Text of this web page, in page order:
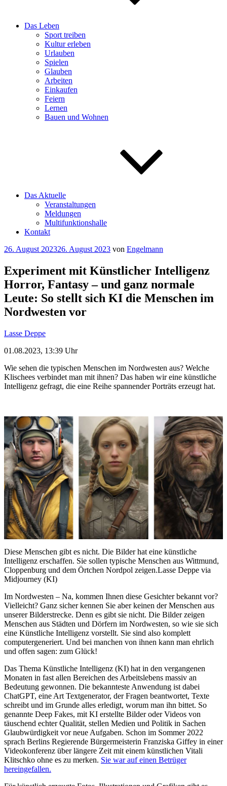
Das Leben
Sport treiben
Kultur erleben
Urlauben
Spielen
Glauben
Arbeiten
Einkaufen
Feiern
Lernen
Bauen und Wohnen
Das Aktuelle
Veranstaltungen
Meldungen
Multifunktionshalle
Kontakt
Veröffentlicht
26. August 202326. August 2023 von Engelmann
Experiment mit Künstlicher Intelligenz
Horror, Fantasy – und ganz normale
Leute: So stellt sich KI die Menschen im
Nordwesten vor
Lasse Deppe
01.08.2023, 13:39 Uhr
Wie sehen die typischen Menschen im Nordwesten aus? Welche
Klischees verbindet man mit ihnen? Das haben wir eine künstliche
Intelligenz gefragt, die eine Reihe spannender Porträts erzeugt hat.
Diese Menschen gibt es nicht. Die Bilder hat eine künstliche
Intelligenz erschaffen. Sie sollen typische Menschen aus Wittmund,
Cloppenburg und dem Örtchen Nordpol zeigen.Lasse Deppe via
Midjourney (KI)
Im Nordwesten – Na, kommen Ihnen diese Gesichter bekannt vor?
Vielleicht? Ganz sicher kennen Sie aber keinen der Menschen aus
unserer Bilderstrecke. Denn es gibt sie nicht. Die Bilder zeigen
Menschen aus Städten und Dörfern im Nordwesten, so wie sie sich
eine Künstliche Intelligenz vorstellt. Sie sind also komplett
computergeneriert. Und bei manchen von ihnen kann man ehrlich
und offen sagen: zum Glück!
Das Thema Künstliche Intelligenz (KI) hat in den vergangenen
Monaten in fast allen Bereichen des Arbeitslebens massiv an
Bedeutung gewonnen. Die bekannteste Anwendung ist dabei
ChatGPT, eine Art Textgenerator, der Fragen beantwortet, Texte
schreibt und im Grunde alles erledigt, worum man ihn bittet. So
genannte Deep Fakes, mit KI erstellte Bilder oder Videos von
täuschend echter Qualität, stellen Medien und Politik in Sachen
Glaubwürdigkeit vor neue Aufgaben. Schon im Sommer 2022
sprach Berlins Regierende Bürgermeisterin Franziska Giffey in einer
Videokonferenz über längere Zeit mit einem künstlichen Vitali
Klitschko ohne es zu merken. Sie war auf einen Betrüger
hereingefallen.